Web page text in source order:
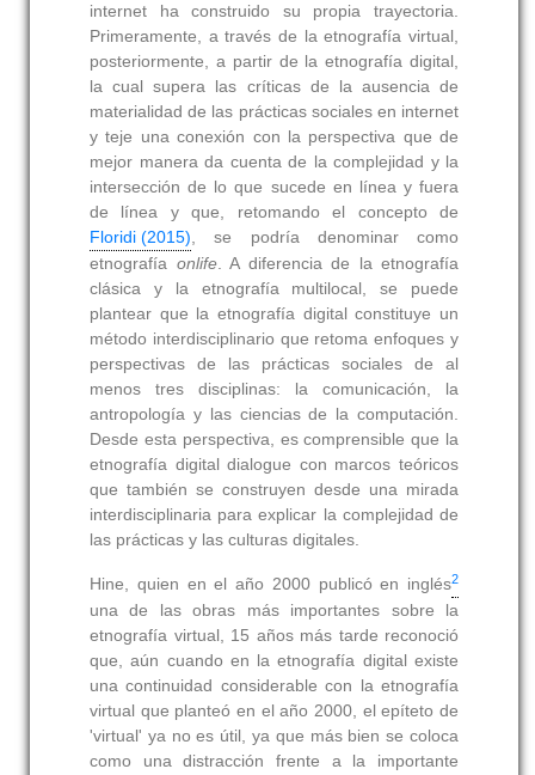
internet ha construido su propia trayectoria.
Primeramente, a través de la etnografía virtual,
posteriormente, a partir de la etnografía digital,
la cual supera las críticas de la ausencia de
materialidad de las prácticas sociales en internet
y teje una conexión con la perspectiva que de
mejor manera da cuenta de la complejidad y la
intersección de lo que sucede en línea y fuera
de línea y que, retomando el concepto de
Floridi (2015) , se podría denominar como
etnografía onlife. A diferencia de la etnografía
clásica y la etnografía multilocal, se puede
plantear que la etnografía digital constituye un
método interdisciplinario que retoma enfoques y
perspectivas de las prácticas sociales de al
menos tres disciplinas: la comunicación, la
antropología y las ciencias de la computación.
Desde esta perspectiva, es comprensible que la
etnografía digital dialogue con marcos teóricos
que también se construyen desde una mirada
interdisciplinaria para explicar la complejidad de
las prácticas y las culturas digitales.
Hine, quien en el año 2000 publicó en inglés2
una de las obras más importantes sobre la
etnografía virtual, 15 años más tarde reconoció
que, aún cuando en la etnografía digital existe
una continuidad considerable con la etnografía
virtual que planteó en el año 2000, el epíteto de
'virtual' ya no es útil, ya que más bien se coloca
como una distracción frente a la importante